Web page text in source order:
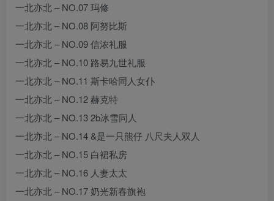
一北亦北 – NO.07 玛修
一北亦北 – NO.08 阿努比斯
一北亦北 – NO.09 信浓礼服
一北亦北 – NO.10 路易九世礼服
一北亦北 – NO.11 斯卡哈同人女仆
一北亦北 – NO.12 赫克特
一北亦北 – NO.13 2b冰雪同人
一北亦北 – NO.14 &是一只熊仔 八尺夫人双人
一北亦北 – NO.15 白裙私房
一北亦北 – NO.16 人妻太太
一北亦北 – NO.17 奶光新春旗袍